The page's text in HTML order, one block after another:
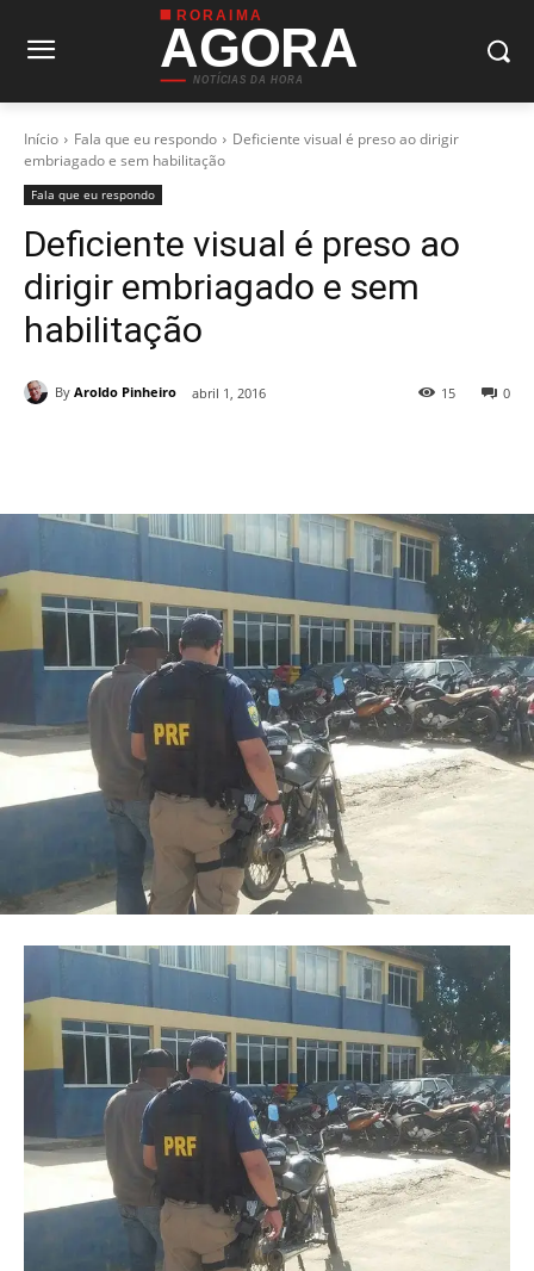
RORAIMA
AGORA
NOTÍCIAS DA HORA
Início Fala que eu respondo
Deficiente visual é preso ao dirigir
embriagado e sem habilitação
Fala que eu respondo
Deficiente visual é preso ao
dirigir embriagado e sem
habilitação
By Aroldo Pinheiro abril 1, 2016 0
15